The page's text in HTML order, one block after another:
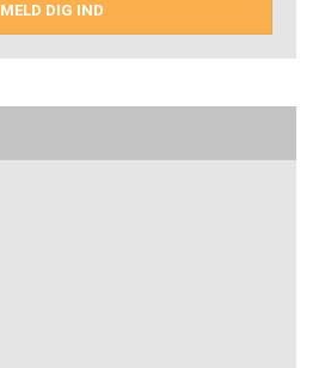
MELD DIG IND